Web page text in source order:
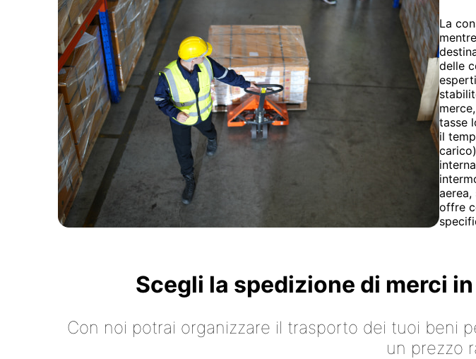
La
delle
tasse
il
offre
Scegli la spedizione di merci
Con noi potrai organizzare il trasporto dei tuoi beni
un prezzo